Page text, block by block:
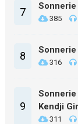
7 Sonnerie
385
8
316
9
Kendji
311